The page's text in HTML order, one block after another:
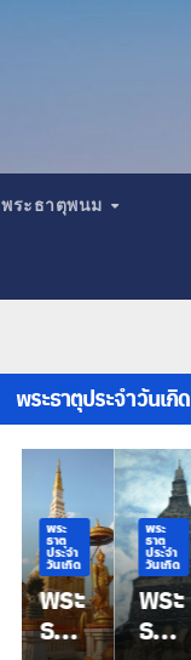
พระธาตุพนม
พระธาตุประจำวันเกิด
พระ
ธาตุ
ประจำ
วันเกิด
พระ
ธาตุ
พระ
ธาตุ
ประจำ
วันเกิด
พระ
ธาตุ